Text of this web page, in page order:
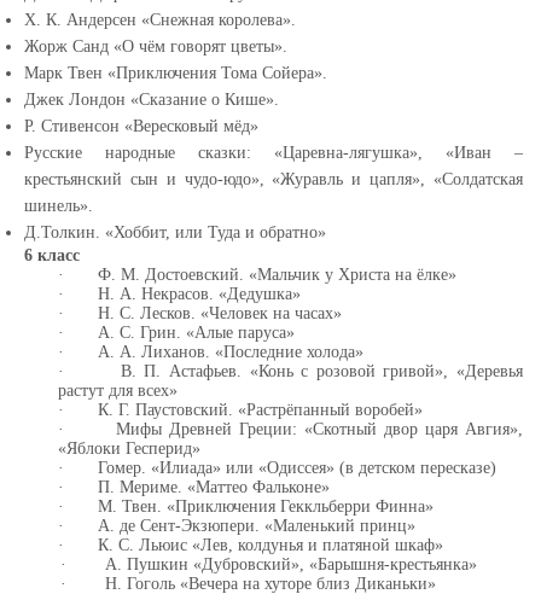
Х. К. Андерсен «Снежная королева».
Жорж Санд «О чём говорят цветы».
Марк Твен «Приключения Тома Сойера».
Джек Лондон «Сказание о Кише».
Р. Стивенсон «Вересковый мёд»
Русские народные сказки: «Царевна-лягушка», «Иван –
крестьянский сын и чудо-юдо», «Журавль и цапля», «Солдатская
шинель».
Д.Толкин. «Хоббит, или Туда и обратно»
6 класс
·
Ф. М. Достоевский. «Мальчик у Христа на ёлке»
·
Н. А. Некрасов. «Дедушка»
·
Н. С. Лесков. «Человек на часах»
·
А. С. Грин. «Алые паруса»
·
А. А. Лиханов. «Последние холода»
·
В. П. Астафьев. «Конь с розовой гривой», «Деревья
растут для всех»
·
К. Г. Паустовский. «Растрёпанный воробей»
·
Мифы Древней Греции: «Скотный двор царя Авгия»,
«Яблоки Гесперид»
·
Гомер. «Илиада» или «Одиссея» (в детском пересказе)
·
П. Мериме. «Маттео Фальконе»
·
М. Твен. «Приключения Геккльберри Финна»
·
А. де Сент-Экзюпери. «Маленький принц»
·
К. С. Льюис «Лев, колдунья и платяной шкаф»
·
А. Пушкин «Дубровский», «Барышня-крестьянка»
·
Н. Гоголь «Вечера на хуторе близ Диканьки»